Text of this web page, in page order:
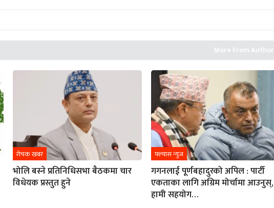
More From Author
रोचक खबर
भोलि बस्ने प्रतिनिधिसभा बैठकमा चार
विधेयक प्रस्तुत हुने
फ्ल्यास न्युज
गगनलाई पूर्णबहादुरको अपिल : पार्टी
एकताका लागि अग्रिम मोर्चामा आउनुस्,
हामी सहयोग…